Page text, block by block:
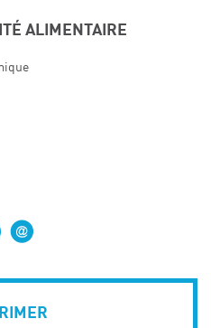
ALIMENTAIRE